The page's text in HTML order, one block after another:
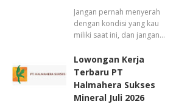
Jangan pernah menyerah
dengan kondisi yang kau
miliki saat ini, dan jangan…
Lowongan Kerja
Terbaru PT
Halmahera Sukses
Mineral Juli 2026